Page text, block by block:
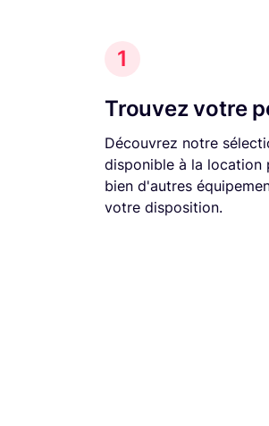
1
Trouvez votre
Découvrez notre
disponible à la location
bien d'autres
votre disposition.